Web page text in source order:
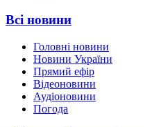
Всі новини
Головні новини
Новини України
Прямий ефір
Відеоновини
Аудіоновини
Погода